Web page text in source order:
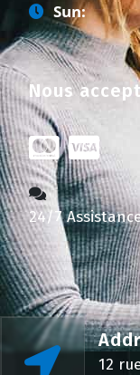
Sun:
Nous
24/7
12